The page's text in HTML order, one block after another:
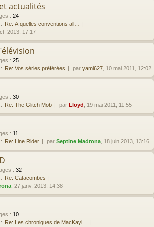
actualités
: 24
Re: À quelles conventions all…
2013, 17:17
: 25
Re: Vos séries préférées par yami627 , 10 mai 2011, 12:02
: 30
Re: The Glitch Mob par Lloyd , 19 mai 2011, 11:55
: 11
Re: Line Rider par Septine Madrona , 18 juin 2013, 13:16
: 32
Re: Catacombes
, 27 janv. 2013, 14:38
: 10
Re: Les chroniques de MacKayl…